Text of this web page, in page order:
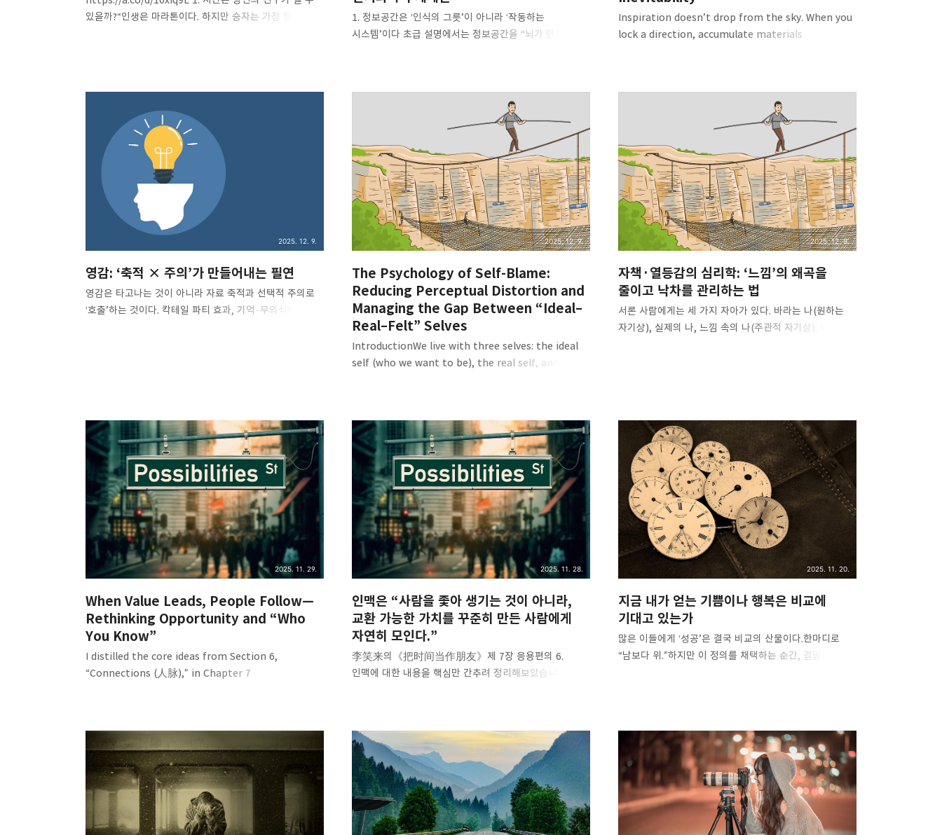
있을까?“인생은 마라톤이다. 하지만 승자는 가장 빨리 달린
되었다. 처음 인쇄된 8,000부는 일주일 만에 완판되었고,
1년 반 사이에 12쇄를 찍었다. 더욱 흥미로운 사실은 이
책이 독자의 자발적인 구매와 공유로 널리 퍼졌다는
것이다. 어떤 독자는 20권씩 사서 친구에게 나눠주었고,
어떤 교사는 전 학급 학생들에게 선물로 배포했다. 이 책이
말하는 시간..
1. 정보공간은 ‘인식의 그릇’이 아니라 ‘작동하는
시스템’이다 초급 설명에서는 정보공간을 “뇌가 만들어낸
정보공간이란 인간의 뇌가 ‘의미·가치·목적’을 기준으로
정보를 선택·배열·강조·삭제하면서 스스로 유지·변형하는
동적 구조다. 즉 정보공간은 단순한 인식 결과가 아니라,
행동과 선택을 자동 생성하는 구조라는 의미입니다. 그래서
토마베치는 말합니다. “사람은 생각해서 행동하는 존재가
아니라, 정보공간이 허용하는 행동만을 자동 실행한다.” 2.
정보공간과 ‘자아(Self)’의 정체 토마베치 이론에서 자아
(Self)는 고정된 실체가 아닙니다...
Inspiration doesn’t drop from the sky. When you
lock a direction, accumulate materials
moment you realize you need books on a topic,
the right titles start “appearing”—a friend
hands you one, you spot another at a bookstore,
or you rediscover something on your ow..
영감: ‘축적 × 주의’가 만들어내는 필연
2025. 12. 9.
영감은 타고나는 것이 아니라 자료 축적과 선택적 주의로
‘호출’하는 것이다. 칵테일 파티 효과, 기억·무의식의 작동,
의식하는 순간, 관련된 좋은 책과 예시가 사방에서
“저절로” 나타난다. 이는 우연이 아니라, 이전에 쌓아 둔
노트·메모·독서가 주의의 안테나를 세워 두었기 때문에
가능한 현상이다. 1) 예시는 ‘생각’이 아니라
‘저축’학생들이 “좋은 예시가 안 보인다”고 할 때, 해법..
The Psychology of Self-Blame:
Reducing Perceptual Distortion and
Managing the Gap Between “Ideal–
Real–Felt” Selves
2025. 12. 9.
IntroductionWe live with three selves: the ideal
self (who we want to be), the real self, and the
Real ≠ Felt: distortion grows and fuels irrational
choices.The main culprit is our feeling, which we
rely on yet is imprecise, suggestible, and easily
mis..
자책·열등감의 심리학: ‘느낌’의 왜곡을
줄이고 낙차를 관리하는 법
2025. 12. 8.
서론 사람에게는 세 가지 자아가 있다. 바라는 나(원하는
자기상), 실제의 나, 느낌 속의 나(주관적 자기상). 이 셋이
‘느낌’이다. 본론 1. 감각의 왜곡과 비교의 함정 감각은 쉽게
오도된다. 마술이 감각의 블라인드 스폿을 이용하듯, 외모
판단도 흔히 왜곡된다. 외모는 특히 왜곡이 심한 영역이다.
보상 심리(서로 다른 체형에 대한 상호 선호)와 집단
효과로, ‘예쁨/못생김’의 격차 인식이 더 극단화되기도
한다. 느끼는 나가 실제의..
When Value Leads, People Follow—
Rethinking Opportunity and “Who
You Know”
2025. 11. 29.
I distilled the core ideas from Section 6,
“Connections (人脉),” in Chapter 7
consistently create exchangeable value.You can’t
say connections are useless, but they’re often
overrated. Durable, productive networks form
and persist only on the basis of capability a..
인맥은 “사람을 좇아 생기는 것이 아니라,
교환 가능한 가치를 꾸준히 만든 사람에게
자연히 모인다.”
2025. 11. 28.
李笑来의《把时间当作朋友》제 7장 응용편의 6.
인맥에 대한 내용을 핵심만 간추려 정리해보았습니다.
실제로 지속적으로 효율이 나는 인맥은 “능력과 자원”
위에서만 형성되고 유지됩니다. 결국 핵심은 사람을 좇는
일이 아니라, 교환 가능한 가치를 지닌 사람이 되는
일입니다. ‘체면’과 숫자의 함정 서점엔 ‘인맥’과
‘인간관계’를 전면에 내세운 책이 넘칩니다. 그러나 “체면
있는 사람 한마디면 뒤집힌다”, “찬성표를 많이 모으면
지금 내가 얻는 기쁨이나 행복은 비교에
기대고 있는가
2025. 11. 20.
많은 이들에게 ‘성공’은 결국 비교의 산물이다.한마디로
“남보다 위.”하지만 이 정의를 채택하는 순간, 결말은 이미
비교는 때로 동기부여가 되기도 하지만, 본질적으로
비교는 끝이 없는 상대놀이다.그래서 대부분의 비교는
함정, 그것도 아주 깊은 함정이다. 어떤 이들은 이 사실을
꿰뚫어 보면서도 도망치지 않는다.대신 담담히 받아들인다.
이들은 마음의 힘으로 분별한다.비교가 있어야만 가능한
행복과 비교 없이도 충분히 가능한 행복을.그리고 비교